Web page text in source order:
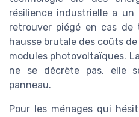
résilience industrielle a
retrouver piégé en cas de
hausse brutale des coûts
modules photovoltaïques.
ne se décrète pas, elle
panneau.
Pour les ménages qui